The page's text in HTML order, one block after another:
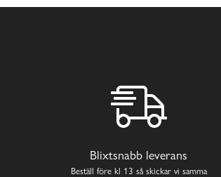
Blixtsnabb leverans
Beställ före kl 13 så skickar vi samma